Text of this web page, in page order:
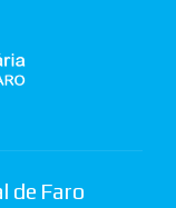
de Faro